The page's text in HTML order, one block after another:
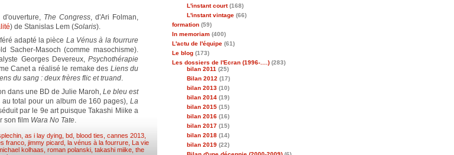
The Congress, d'Ari Folman,
) de Stanislas Lem (Solaris).
adapté la pièce La Vénus à la fourrure
Sacher-Masoch (comme masochisme).
Georges Devereux, Psychothérapie
Canet a réalisé le remake des Liens du
du sang : deux frères flic et truand.
dans une BD de Julie Maroh, Le bleu est
total pour un album de 160 pages),La
par le 9e art puisque Takashi Miike a
son film Wara No Tate.
as i lay dying bd blood ties cannes 2013
franco jimmy picard la vénus à la fourrure La vie
kolhaas roman polanski takashi miike the
L'instant court(168)
L'instant vintage (66)
formation (59)
In memoriam (400)
L'actu de l'équipe (61)
Le blog (173)
Les dossiers de l'Ecran (1996-….) (283)
bilan 2011 (25)
Bilan 2012 (17)
bilan 2013 (10)
bilan 2014 (19)
bilan 2015 (15)
bilan 2016 (16)
bilan 2017 (15)
bilan 2018 (14)
bilan 2019 (22)